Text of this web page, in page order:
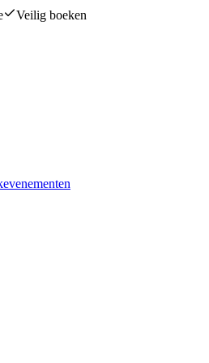
Veilig boeken